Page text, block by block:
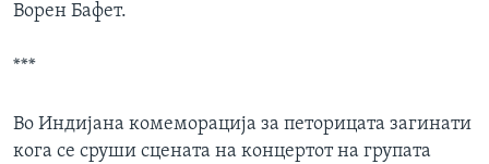
Ворен Бафет.
***
Во Индијана комеморација за петорицата загинати
кога се сруши сцената на концертот на групата